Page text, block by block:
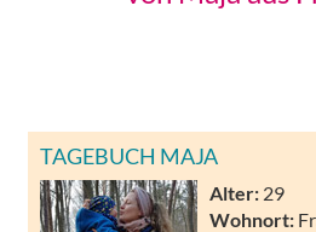
TAGEBUCH MAJA
Alter: 29
Wohnort: